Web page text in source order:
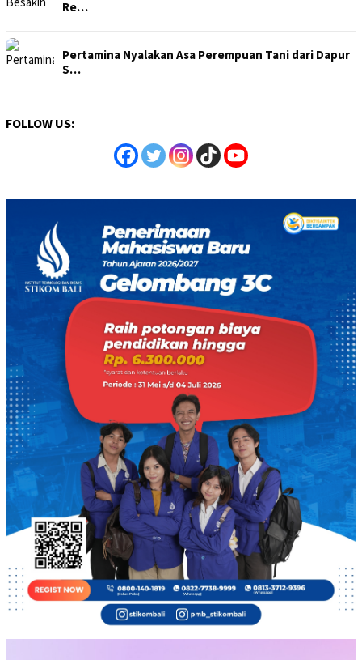
Re…
Pertamina Nyalakan Asa Perempuan Tani dari Dapur
S…
FOLLOW US: